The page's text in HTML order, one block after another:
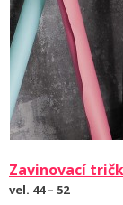
Zavinovací
vel. 44 – 52